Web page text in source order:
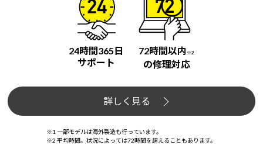
24時間365日
サポート
72時間以内 ※2
の修理対応
詳しく見る
※1 一部モデルは海外製造も行っています。
※2 平均時間。状況によっては72時間を超えることもあります。